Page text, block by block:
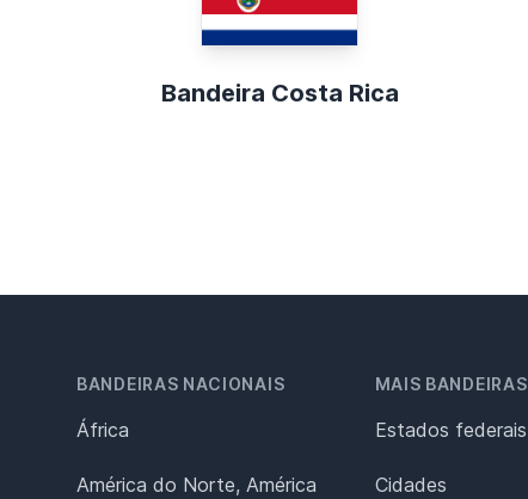
Bandeira Costa Rica
BANDEIRAS NACIONAIS
África
América do Norte, América
MAIS BANDEIRAS
Estados federais
Cidades